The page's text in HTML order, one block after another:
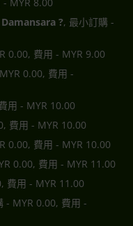
?, 最小訂購 -
0.00, 費用 - MYR 9.00
0.00, 費用 -
用 - MYR 10.00
費用 - MYR 10.00
0.00, 費用 - MYR 10.00
0.00, 費用 - MYR 11.00
費用 - MYR 11.00
- MYR 0.00, 費用 -